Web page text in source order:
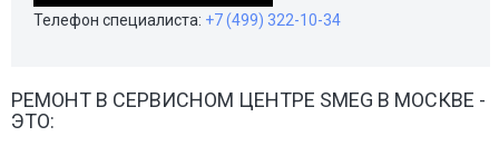
Телефон специалиста: +7 (499) 322-10-34
РЕМОНТ В СЕРВИСНОМ ЦЕНТРЕ SMEG В МОСКВЕ -
ЭТО: